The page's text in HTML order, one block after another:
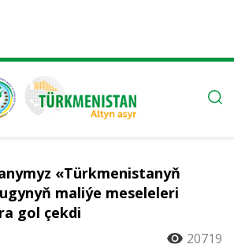
«Türkmenistanyň
maliýe meseleleri
gol çekdi
20719